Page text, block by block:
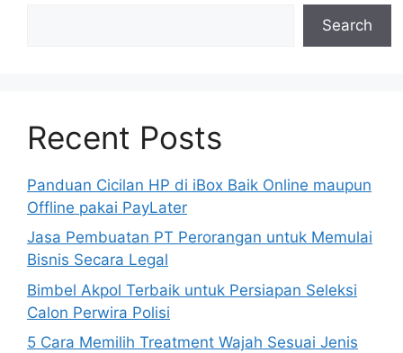
Search
Recent Posts
Panduan Cicilan HP di iBox Baik Online maupun
Offline pakai PayLater
Jasa Pembuatan PT Perorangan untuk Memulai
Bisnis Secara Legal
Bimbel Akpol Terbaik untuk Persiapan Seleksi
Calon Perwira Polisi
5 Cara Memilih Treatment Wajah Sesuai Jenis